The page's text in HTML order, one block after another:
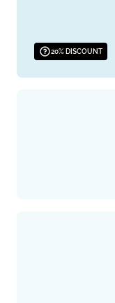
20% DISCOUNT